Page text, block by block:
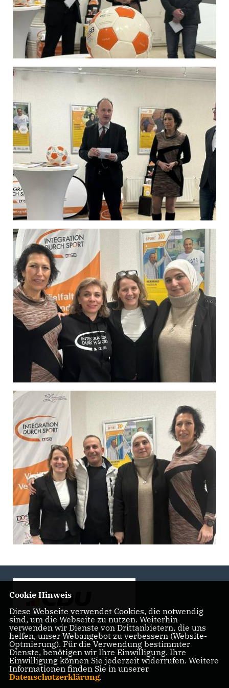
Landtagsabgeordnete der CDU Fraktion im Landtag
Brandenburg
Cookie Hinweis
Diese Webseite verwendet Cookies, die notwendig
sind, um die Webseite zu nutzen. Weiterhin
verwenden wir Dienste von Drittanbietern, die uns
helfen, unser Webangebot zu verbessern (Website-
Optmierung). Für die Verwendung bestimmter
Dienste, benötigen wir Ihre Einwilligung. Ihre
Einwilligung können Sie jederzeit widerrufen. Weitere
Informationen finden Sie in unserer
Datenschutzerklärung.